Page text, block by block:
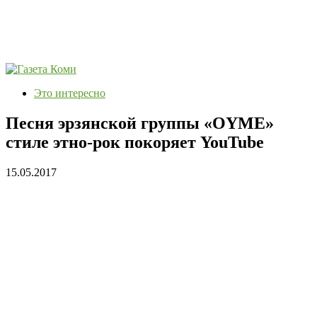
Это интересно
Песня эрзянской группы «OYME»
стиле этно-рок покоряет YouTube
15.05.2017